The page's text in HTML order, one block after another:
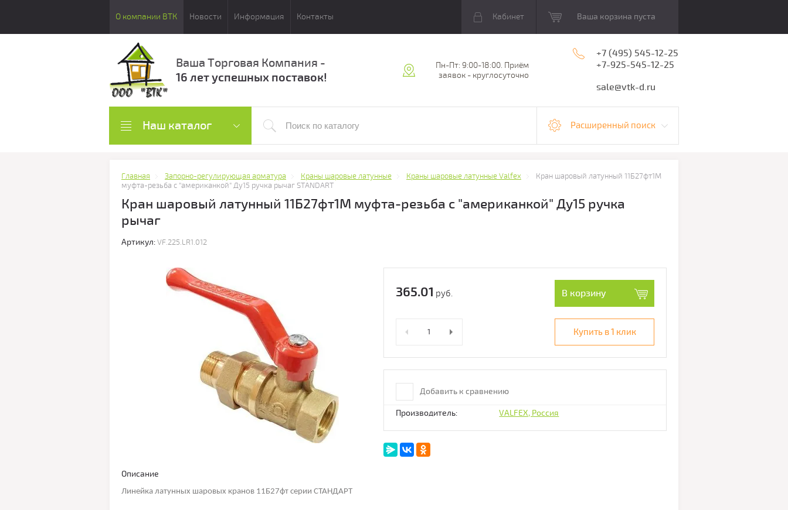
О компании ВТК Новости Информация Контакты Кабинет Ваша корзина пуста
Ваша Торговая Компания -
16 лет успешных поставок!
Пн-Пт: 9:00-18:00. Приём
заявок - круглосуточно
+7 (495) 545-12-25
+7-925-545-12-25
sale@vtk-d.ru
Наш каталог Расширенный поиск
Главная Запорно-регулирующая арматура Краны шаровые латунные Краны шаровые латунные Valfex
Кран шаровый латунный 11Б27фт1М
муфта-резьба с "американкой" Ду15 ручка рычаг STANDART
Кран шаровый латунный 11Б27фт1М муфта-резьба с "американкой" Ду15 ручка
рычаг
Артикул:VF.225.LR1.012
Описание
Линейка латунных шаровых кранов 11Б27фт серии СТАНДАРТ
365.01 руб. В корзину
Купить в 1 клик
Добавить к сравнению
Производитель: VALFEX, Россия